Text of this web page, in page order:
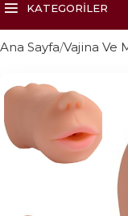
KATEGORILER
Ana Sayfa Vajina Ve